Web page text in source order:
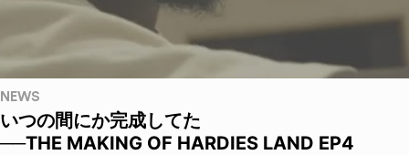
NEWS
いつの間にか完成してた
──THE MAKING OF HARDIES LAND EP4